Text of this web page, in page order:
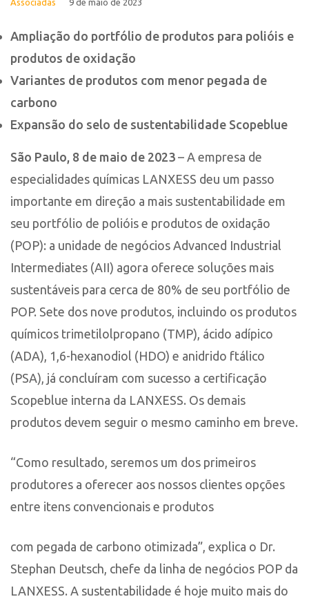
Associadas 9 de maio de 2023
Ampliação do portfólio de produtos para polióis e
produtos de oxidação
Variantes de produtos com menor pegada de
carbono
Expansão do selo de sustentabilidade Scopeblue
São Paulo, 8 de maio de 2023 – A empresa de
especialidades químicas LANXESS deu um passo
importante em direção a mais sustentabilidade em
seu portfólio de polióis e produtos de oxidação
(POP): a unidade de negócios Advanced Industrial
Intermediates (AII) agora oferece soluções mais
sustentáveis para cerca de 80% de seu portfólio de
POP. Sete dos nove produtos, incluindo os produtos
químicos trimetilolpropano (TMP), ácido adípico
(ADA), 1,6-hexanodiol (HDO) e anidrido ftálico
(PSA), já concluíram com sucesso a certificação
Scopeblue interna da LANXESS. Os demais
produtos devem seguir o mesmo caminho em breve.
“Como resultado, seremos um dos primeiros
produtores a oferecer aos nossos clientes opções
entre itens convencionais e produtos
com pegada de carbono otimizada”, explica o Dr.
Stephan Deutsch, chefe da linha de negócios POP da
LANXESS. A sustentabilidade é hoje muito mais do